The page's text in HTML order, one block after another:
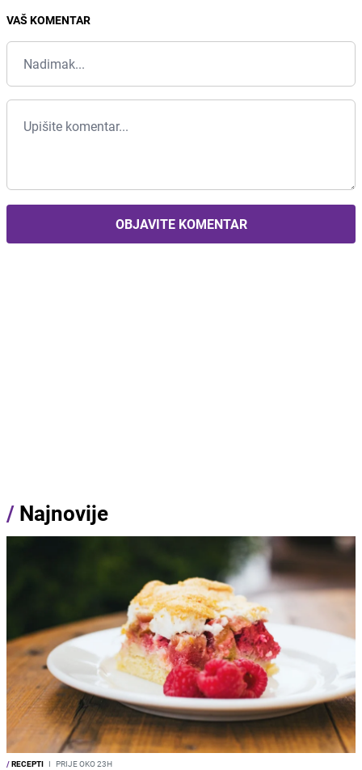
VAŠ KOMENTAR
OBJAVITE KOMENTAR
/ Najnovije
/RECEPTI I PRIJE OKO 23H